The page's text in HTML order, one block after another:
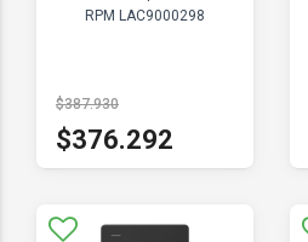
RPM LAC9000298
$387.930
$376.292